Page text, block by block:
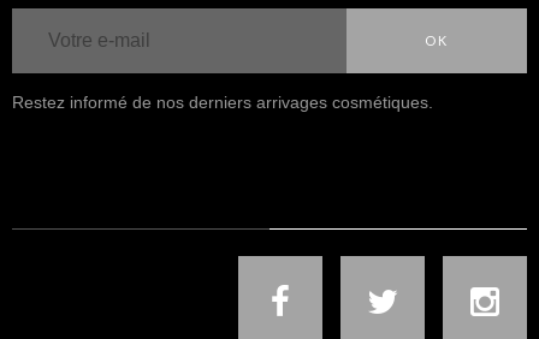
OK
Restez informé de nos derniers arrivages cosmétiques.